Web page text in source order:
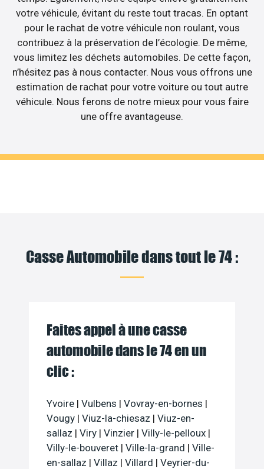
votre véhicule, évitant du reste tout tracas. En optant
pour le rachat de votre véhicule non roulant, vous
contribuez à la préservation de l’écologie. De même,
vous limitez les déchets automobiles. De cette façon,
n’hésitez pas à nous contacter. Nous vous offrons une
estimation de rachat pour votre voiture ou tout autre
véhicule. Nous ferons de notre mieux pour vous faire
une offre avantageuse.
Casse Automobile dans tout le 74 :
Faites appel à une casse
automobile dans le 74 en un
clic :
Yvoire | Vulbens | Vovray-en-bornes |
Vougy | Viuz-la-chiesaz | Viuz-en-
sallaz | Viry | Vinzier | Villy-le-pelloux |
Villy-le-bouveret | Ville-la-grand | Ville-
en-sallaz | Villaz | Villard | Veyrier-du-